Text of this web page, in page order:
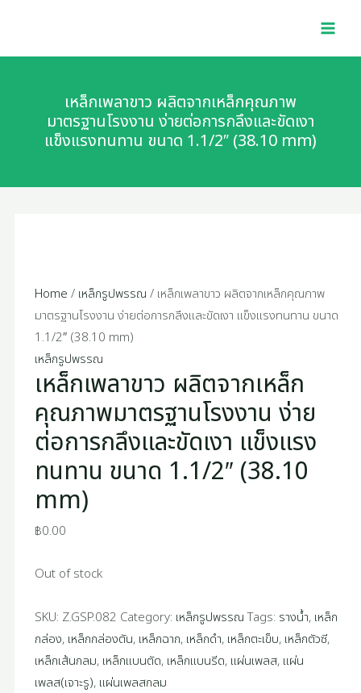
content
เหล็กเพลาขาว ผลิตจากเหล็กคุณภาพ
มาตรฐานโรงงาน ง่ายต่อการกลึงและขัดเงา
แข็งแรงทนทาน ขนาด 1.1/2″ (38.10 mm)
Home / เหล็กรูปพรรณ / เหล็กเพลาขาว ผลิตจากเหล็กคุณภาพ
มาตรฐานโรงงาน ง่ายต่อการกลึงและขัดเงา แข็งแรงทนทาน ขนาด
1.1/2″ (38.10 mm)
เหล็กรูปพรรณ
เหล็กเพลาขาว ผลิตจากเหล็ก
คุณภาพมาตรฐานโรงงาน ง่าย
ต่อการกลึงและขัดเงา แข็งแรง
ทนทาน ขนาด 1.1/2″ (38.10
mm)
฿0.00
Out of stock
SKU: Z.GSP.082 Category: เหล็กรูปพรรณ Tags: รางน้ำ, เหล็ก
กล่อง, เหล็กกล่องตัน, เหล็กฉาก, เหล็กดำ, เหล็กตะเข็บ, เหล็กตัวซี,
เหล็กเส้นกลม, เหล็กแบนตัด, เหล็กแบนรีด, แผ่นเพลส, แผ่น
เพลส(เจาะรู), แผ่นเพลสกลม